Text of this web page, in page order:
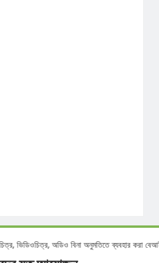
আলোকচিত্র, ভিডিওচিত্র, অডিও বিনা অনুমতিতে